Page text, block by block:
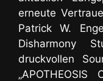
erneute
Patrick W.
Disharmony
druckvollen